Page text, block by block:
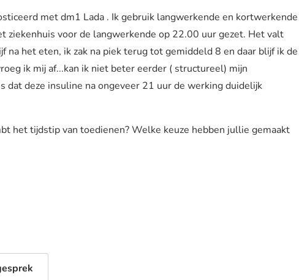
met dm1 Lada . Ik gebruik langwerkende en kortwerkende
ziekenhuis voor de langwerkende op 22.00 uur gezet. Het valt
na het eten, ik zak na piek terug tot gemiddeld 8 en daar blijf ik de
ik mij af...kan ik niet beter eerder ( structureel) mijn
dat deze insuline na ongeveer 21 uur de werking duidelijk
het tijdstip van toedienen? Welke keuze hebben jullie gemaakt